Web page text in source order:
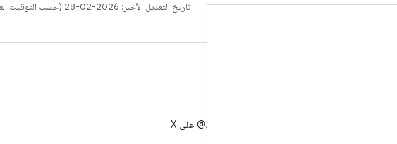
تاريخ التعديل الأخير: 2026-02-28 (حسب التوقيت العالمي المتفَّق عليه)